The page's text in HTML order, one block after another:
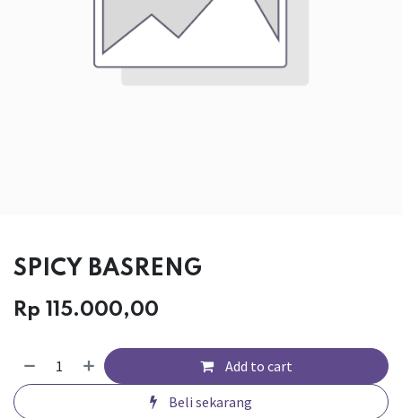
SPICY BASRENG
Rp 115.000,00
Add to cart
Beli sekarang